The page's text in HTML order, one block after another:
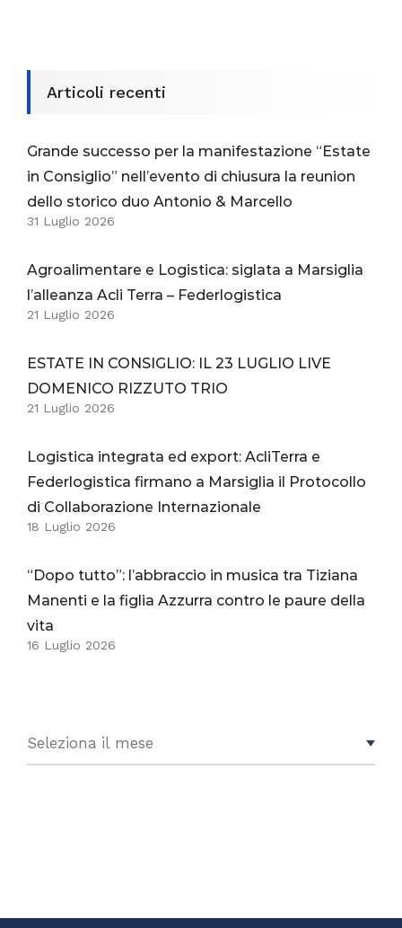
Articoli recenti
Grande successo per la manifestazione “Estate
in Consiglio” nell’evento di chiusura la reunion
dello storico duo Antonio & Marcello
31 Luglio 2026
Agroalimentare e Logistica: siglata a Marsiglia
l’alleanza Acli Terra – Federlogistica
21 Luglio 2026
ESTATE IN CONSIGLIO: IL 23 LUGLIO LIVE
DOMENICO RIZZUTO TRIO
21 Luglio 2026
Logistica integrata ed export: AcliTerra e
Federlogistica firmano a Marsiglia il Protocollo
di Collaborazione Internazionale
18 Luglio 2026
“Dopo tutto”: l’abbraccio in musica tra Tiziana
Manenti e la figlia Azzurra contro le paure della
vita
16 Luglio 2026